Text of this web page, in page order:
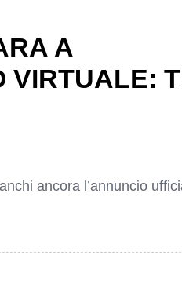
A
VIRTUALE:
ancora l’annuncio